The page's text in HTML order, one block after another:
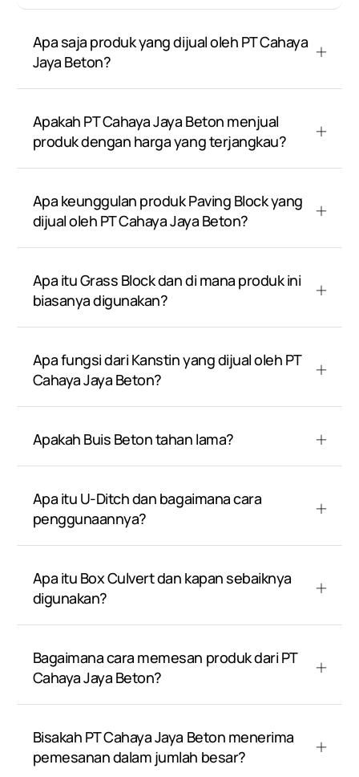
Apa saja produk yang dijual oleh PT Cahaya
Jaya Beton?
Apakah PT Cahaya Jaya Beton menjual
produk dengan harga yang terjangkau?
Apa keunggulan produk Paving Block yang
dijual oleh PT Cahaya Jaya Beton?
Apa itu Grass Block dan di mana produk ini
biasanya digunakan?
Apa fungsi dari Kanstin yang dijual oleh PT
Cahaya Jaya Beton?
Apakah Buis Beton tahan lama?
Apa itu U-Ditch dan bagaimana cara
penggunaannya?
Apa itu Box Culvert dan kapan sebaiknya
digunakan?
Bagaimana cara memesan produk dari PT
Cahaya Jaya Beton?
Bisakah PT Cahaya Jaya Beton menerima
pemesanan dalam jumlah besar?